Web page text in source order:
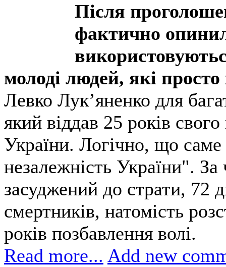
Після
фактично
молоді людей, які
Левко Лук’яненко для
який віддав 25 років
України. Логічно, що
незалежність України".
засуджений до страти, 72
смертників, натомість
років позбавлення волі.
Read more... Add new